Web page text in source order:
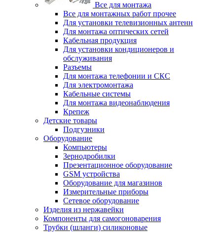
Все для монтажа
Все для монтажных работ прочее
Для установки телевизионных антенн
Для монтажа оптических сетей
Кабельная продукция
Для установки кондиционеров и
обслуживания
Разъемы
Для монтажа телефонии и СКС
Для электромонтажа
Кабельные системы
Для монтажа видеонаблюдения
Крепеж
Детские товары
Подгузники
Оборудование
Компьютеры
Зернодробилки
Презентационное оборудование
GSM устройства
Оборудование для магазинов
Измерительные приборы
Сетевое оборудование
Изделия из нержавейки
Компоненты для самогоноварения
Трубки (шланги) силиконовые